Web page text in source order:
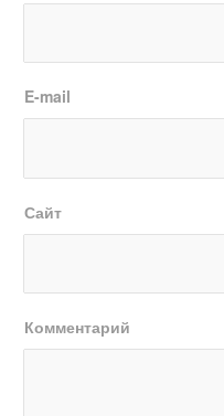
E-mail
Сайт
Комментарий